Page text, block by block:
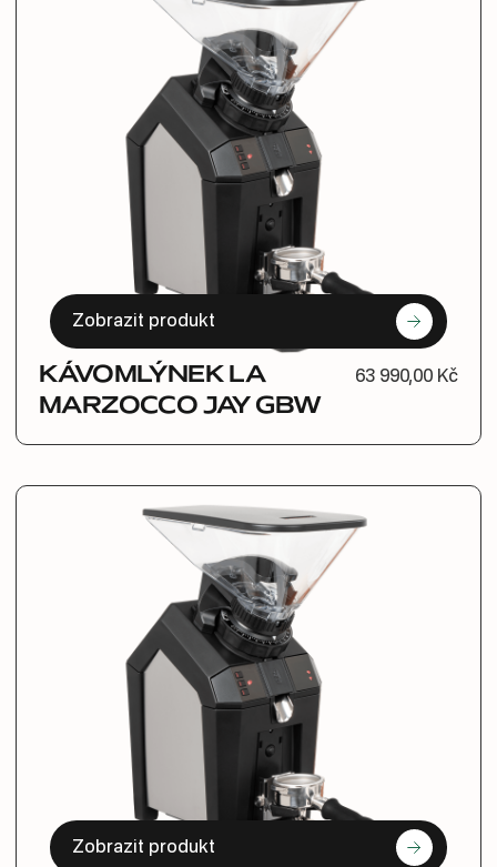
Zobrazit produkt
KÁVOMLÝNEK LA
MARZOCCO JAY GBW
63 990,00 Kč
Zobrazit produkt